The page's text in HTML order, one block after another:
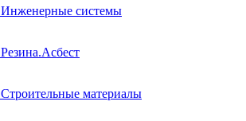
Инженерные системы
Резина.Асбест
Строительные материалы